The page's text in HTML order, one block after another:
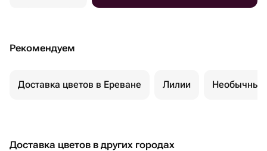
Рекомендуем
Доставка цветов в Ереване Лилии Необычные
Доставка цветов в других городах